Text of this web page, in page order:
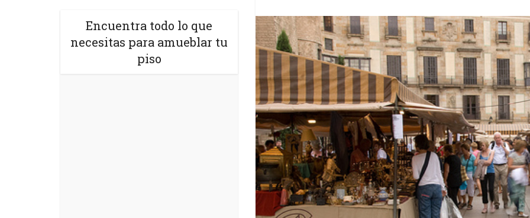
Encuentra todo lo que
necesitas para amueblar tu
piso